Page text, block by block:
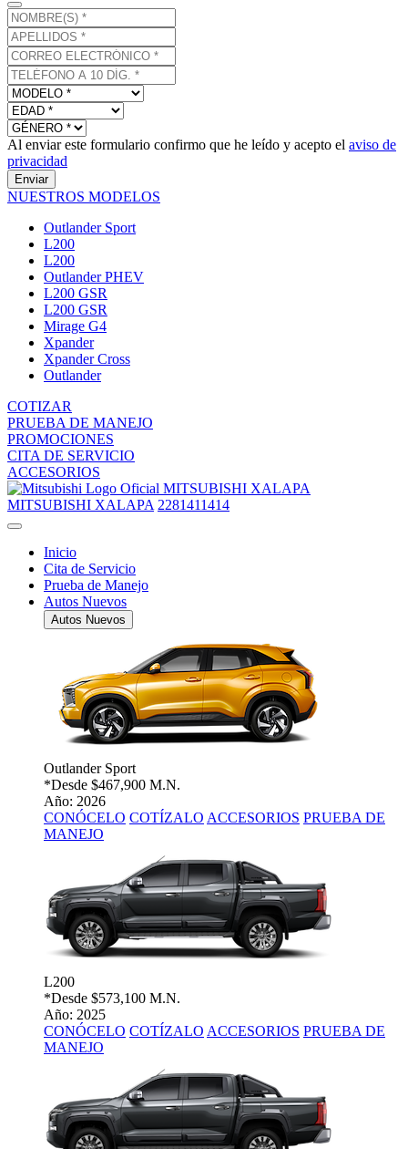
Al enviar este formulario confirmo que he leído y acepto el aviso de
privacidad
Enviar
NUESTROS MODELOS
Outlander Sport
L200
L200
Outlander PHEV
L200 GSR
L200 GSR
Mirage G4
Xpander
Xpander Cross
Outlander
COTIZAR
PRUEBA DE MANEJO
PROMOCIONES
CITA DE SERVICIO
ACCESORIOS
MITSUBISHI XALAPA
MITSUBISHI XALAPA 2281411414
Inicio
Cita de Servicio
Prueba de Manejo
Autos Nuevos
Autos Nuevos
Outlander Sport
*Desde $467,900 M.N.
Año: 2026
CONÓCELO COTÍZALO ACCESORIOS PRUEBA DE
MANEJO
L200
*Desde $573,100 M.N.
Año: 2025
CONÓCELO COTÍZALO ACCESORIOS PRUEBA DE
MANEJO